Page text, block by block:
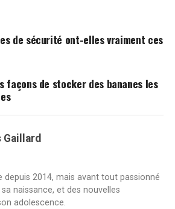
de sécurité ont-elles vraiment ces
façons de stocker des bananes les
Gaillard
depuis 2014, mais avant tout passionné
naissance, et des nouvelles
adolescence.